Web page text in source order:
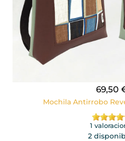
69,50
Mochila Antirrobo
1
2